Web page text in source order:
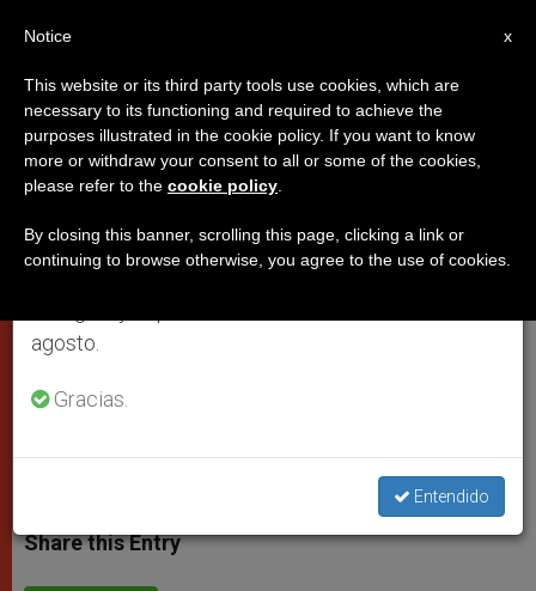
La encíclica más íntima de Juan
Pablo II
a las confesiones personales del
pontífice
VATICANO
t
s
s
e
e
b
t r
Share this Entry
×
Aviso importante
Del 27 de julio al 7 de agosto haremos la pausa
anual, aprovechando que en el periodo de verano
se generan menos informaciones y también el
agosto.
Gracias.
Entendido
x
Notice
This website or its third party tools use cookies, which are
necessary to its functioning and required to achieve the
purposes illustrated in the cookie policy. If you want to know
more or withdraw your consent to all or some of the cookies,
please refer to the cookie policy
By closing this banner, scrolling this page, clicking a link or
continuing to browse otherwise, you agree to the use of cookies.